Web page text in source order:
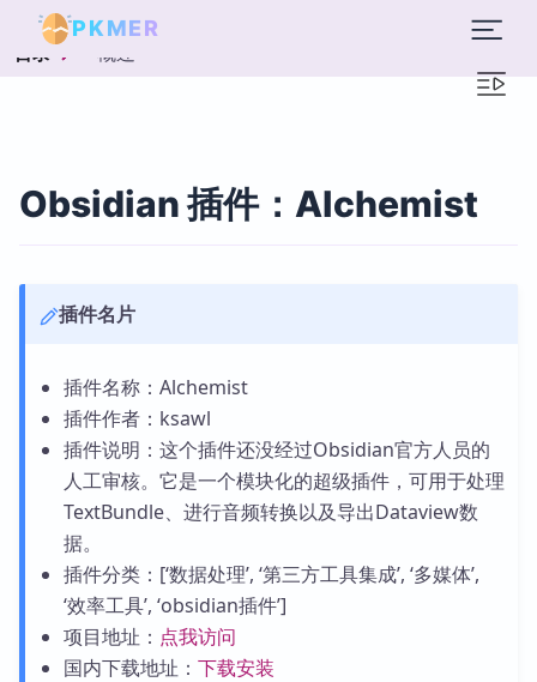
PKMER
目录 概述
Obsidian 插件：Alchemist
插件名片
插件名称：Alchemist
插件作者：ksawl
插件说明：这个插件还没经过Obsidian官方人员的
人工审核。它是一个模块化的超级插件，可用于处理
TextBundle、进行音频转换以及导出Dataview数
据。
插件分类：[‘数据处理’, ‘第三方工具集成’, ‘多媒体’,
‘效率工具’, ‘obsidian插件’]
项目地址： 点我访问
国内下载地址： 下载安装